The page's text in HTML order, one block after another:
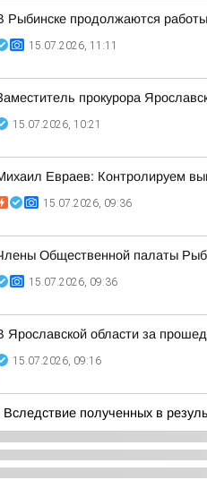
Рыбинске продолжаются
15.07.2026, 11:11
прокурора
15.07.2026, 10:21
Евраев: Контролируем
15.07.2026, 09:36
Общественной палаты
15.07.2026, 09:36
Ярославской области за
15.07.2026, 09:16
Вследствие полученных в